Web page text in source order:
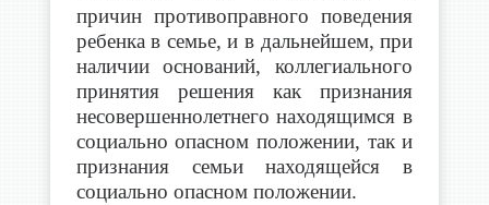
причин противоправного поведения
ребенка в семье, и в дальнейшем, при
наличии оснований, коллегиального
принятия решения как признания
несовершеннолетнего находящимся в
социально опасном положении, так и
признания семьи находящейся в
социально опасном положении.